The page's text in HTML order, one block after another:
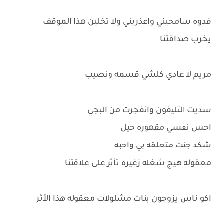
فدوه سامحيني واعذريني ولا تخلين هذا الموقف
يخرب صداقتنا
مريم لا عادي كلشي قسمه ونصيب
سديت التليفون وانفجرت من البجي
احس نفسي مقهوره حيل
شكد جنت متعلقه بي واحبه
معقوله هيج شغله زغيره تأثر على علاقتنا
اكو ناس يزوجون بنات مشلولات معقوله هذا الأثر